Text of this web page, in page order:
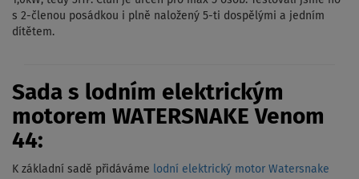
s 2-členou posádkou i plně naložený 5-ti dospělými a jedním
dítětem.
Sada s lodním elektrickým
motorem WATERSNAKE Venom
44:
K základní sadě přidáváme lodní elektrický motor Watersnake